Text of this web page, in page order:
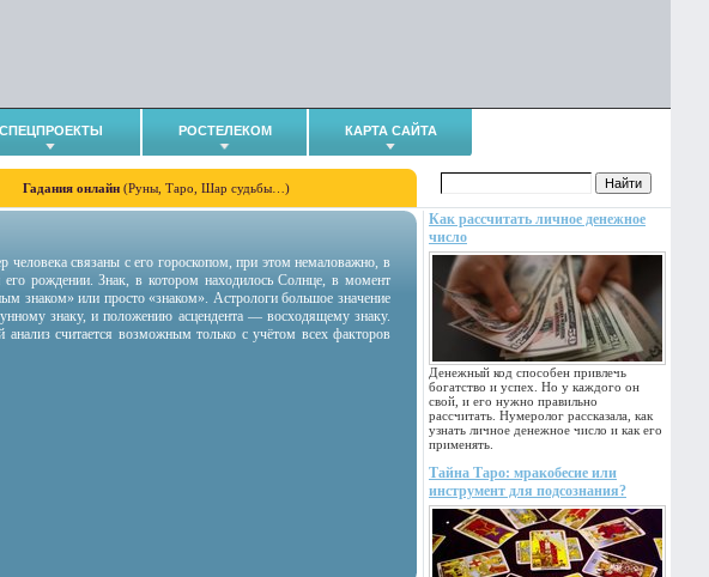
СПЕЦПРОЕКТЫ РОСТЕЛЕКОМ КАРТА САЙТА
Гадания онлайн (Руны, Таро, Шар судьбы…)
Как рассчитать личное денежное
число
Денежный код способен привлечь
богатство и успех. Но у каждого он
свой, и его нужно правильно
рассчитать. Нумеролог рассказала, как
узнать личное денежное число и как его
применять.
Тайна Таро: мракобесие или
инструмент для подсознания?
человека связаны с его гороскопом, при этом немаловажно, в
его рождении. Знак, в котором находилось Солнце, в момент
знаком» или просто «знаком». Астрологи большое значение
знаку, и положению асцендента — восходящему знаку.
анализ считается возможным только с учётом всех факторов